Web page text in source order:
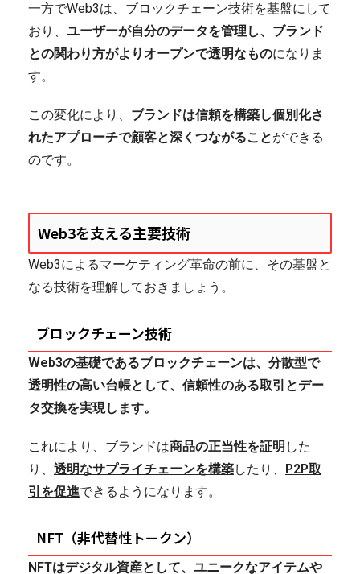
一方でWeb3は、ブロックチェーン技術を基盤にして
おり、 ユーザーが自分のデータを管理し、ブランド
との関わり方がよりオープンで透明なものになりま
す。
この変化により、 ブランドは信頼を構築し個別化さ
れたアプローチで顧客と深くつながることができる
のです。
Web3を支える主要技術
Web3によるマーケティング革命の前に、その基盤と
なる技術を理解しておきましょう。
ブロックチェーン技術
Web3の基礎であるブロックチェーンは、分散型で
透明性の高い台帳として、信頼性のある取引とデー
タ交換を実現します。
これにより、ブランドは商品の正当性を証明 した
り、 透明なサプライチェーンを構築したり、
P2P取
引を促進できるようになります。
NFT（非代替性トークン）
NFTはデジタル資産として、ユニークなアイテムや